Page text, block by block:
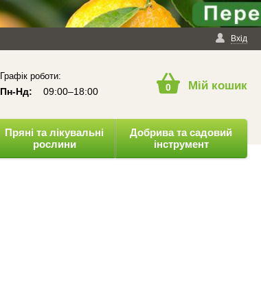
Вхід
Графік роботи:
Пн-Нд: 09:00–18:00 0 Мій кошик
Пряні та лікувальні
рослини
Добрива та садовий
інструмент